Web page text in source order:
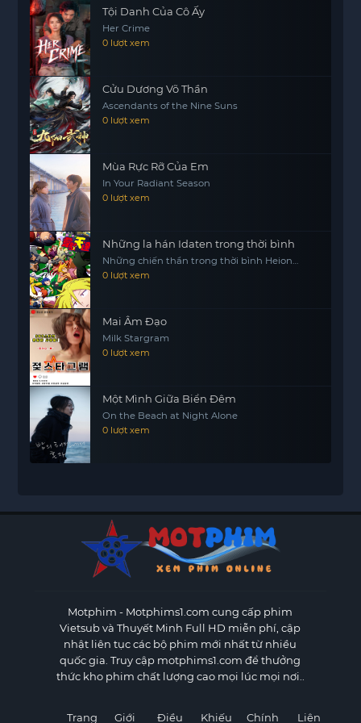
chỉ tìm thấy sức mạnh nội tâm mà còn mở rộng
tầm nhìn về cuộc sống. Cô đã vượt qua nỗi ám
ảnh với Âu Dương Húc, đồng thời mở ra cánh cửa
cứu rỗi bình đẳng cho những người phụ nữ trong
xã hội cổ đại. Cuộc hành trình của họ không chỉ là
câu chuyện về sự vượt qua khó khăn mà còn là
khát khao tự do và công lý cho những người phụ
nữ vốn bị xem nhẹ trong xã hội.
Tội Danh Của Cô Ấy
Her Crime
0 lượt xem
Cửu Dương Võ Thần
Ascendants of the Nine Suns
0 lượt xem
Mùa Rực Rỡ Của Em
In Your Radiant Season
0 lượt xem
Những la hán Idaten trong thời bình
Những chiến thần trong thời bình Heion
Sedai no Idaten-tachi
0 lượt xem
Mai Âm Đạo
Milk Stargram
0 lượt xem
Một Mình Giữa Biển Đêm
On the Beach at Night Alone
0 lượt xem
Motphim - Motphims1.com cung cấp phim
Vietsub và Thuyết Minh Full HD miễn phí, cập
nhật liên tục các bộ phim mới nhất từ nhiều
quốc gia. Truy cập motphims1.com để thưởng
thức kho phim chất lượng cao mọi lúc mọi nơi..
Trang Giới Điều Khiếu Chính Liên